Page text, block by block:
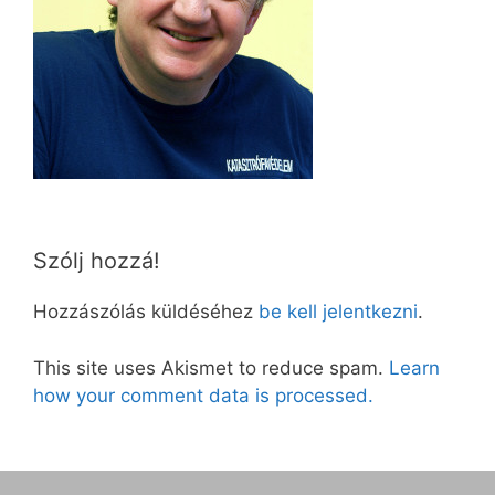
Szólj hozzá!
Hozzászólás küldéséhez be kell jelentkezni.
This site uses Akismet to reduce spam. Learn
how your comment data is processed.